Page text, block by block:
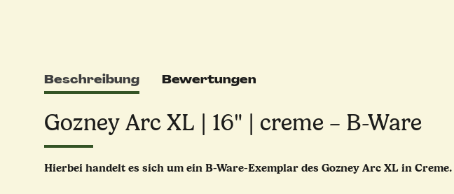
Beschreibung Bewertungen
Gozney Arc XL | 16" | creme – B-Ware
Hierbei handelt es sich um ein B-Ware-Exemplar des Gozney Arc XL in Creme.